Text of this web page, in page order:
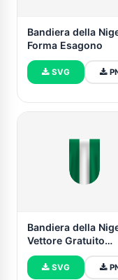
Bandiera della
Forma Esagono
SVG
Bandiera della
Vettore Gratuito
Download (SVG,
SVG